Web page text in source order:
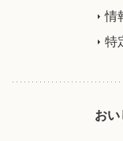
情
特
お